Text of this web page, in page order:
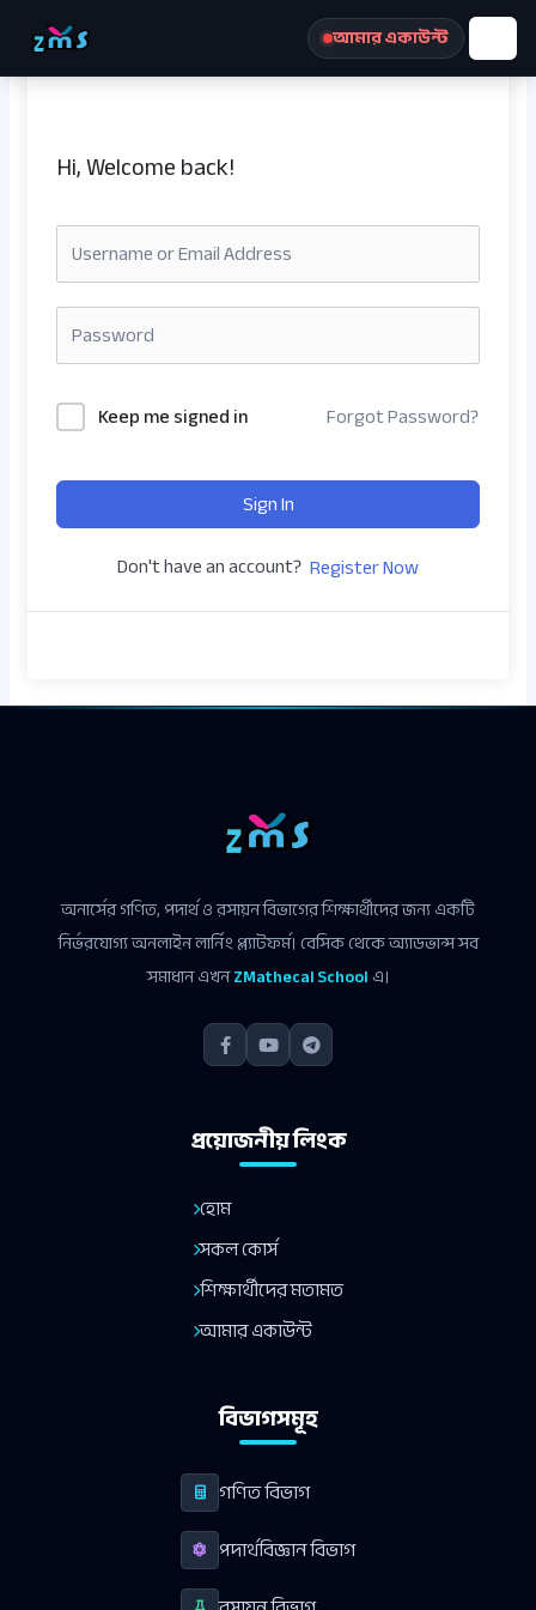
আমার একাউন্ট
Hi, Welcome back!
Keep me signed in Forgot Password?
Sign In
Don't have an account? Register Now
অনার্সের গণিত, পদার্থ ও রসায়ন বিভাগের শিক্ষার্থীদের জন্য একটি
নির্ভরযোগ্য অনলাইন লার্নিং প্ল্যাটফর্ম। বেসিক থেকে অ্যাডভান্স সব
সমাধান এখনZMathecal Schoolএ।
প্রয়োজনীয় লিংক
হোম
সকল কোর্স
শিক্ষার্থীদের মতামত
আমার একাউন্ট
বিভাগসমূহ
গণিত বিভাগ
পদার্থবিজ্ঞান বিভাগ